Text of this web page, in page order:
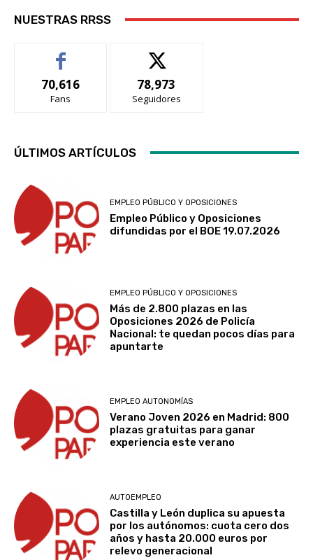
NUESTRAS RRSS
70,616
Fans
78,973
Seguidores
ÚLTIMOS ARTÍCULOS
EMPLEO PÚBLICO Y OPOSICIONES
Empleo Público y Oposiciones
difundidas por el BOE 19.07.2026
EMPLEO PÚBLICO Y OPOSICIONES
Más de 2.800 plazas en las
Oposiciones 2026 de Policía
Nacional: te quedan pocos días para
apuntarte
EMPLEO AUTONOMÍAS
Verano Joven 2026 en Madrid: 800
plazas gratuitas para ganar
experiencia este verano
AUTOEMPLEO
Castilla y León duplica su apuesta
por los autónomos: cuota cero dos
años y hasta 20.000 euros por
relevo generacional